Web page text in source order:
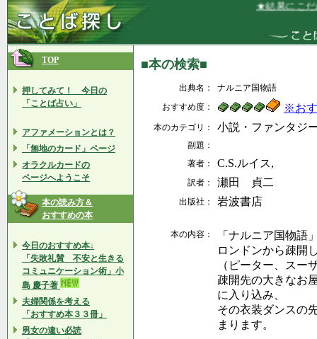
★結果にこだわ
TOP
押してみて！ 今日の
「ことば占い」
アファメーションとは？
「無地のカード」ページ
オラクルカードの
ページへようこそ
本の読み方＆
おすすめの本
今日のおすすめ本↓
「失敗礼賛 不安と生きる
コミュニケーション術」小
島 慶子著
夫婦関係を考える
「おすすめ本３３冊」
男女の違い必読
■本の検索■
出典名：
ナルニア国物語
おすすめ度：
※お
本のカテゴリ： 小説・ファンタジ
副題：
著者：
C.S.ルイス,
訳者： 瀬田 貞二
出版社： 岩波書店
本の内容：
「ナルニア国物語
ロンドンから疎開
（ピーター、スー
疎開先の大きなお
に入り込み、
その衣装ダンスの
まります。